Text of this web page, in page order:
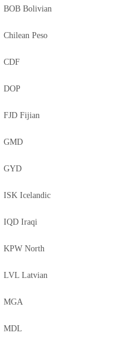
BOB Bolivian
Chilean Peso
CDF
DOP
FJD Fijian
GMD
GYD
ISK Icelandic
IQD Iraqi
KPW North
LVL Latvian
MGA
MDL